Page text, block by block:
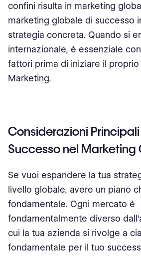
confini risulta in marketing
marketing globale di successo
strategia concreta. Quando si
internazionale, è essenziale
fattori prima di iniziare il proprio
Marketing.
Considerazioni
Successo nel Marketing
Se vuoi espandere la tua
livello globale, avere un piano
fondamentale. Ogni mercato è
fondamentalmente diverso
cui la tua azienda si rivolge a
fondamentale per il tuo